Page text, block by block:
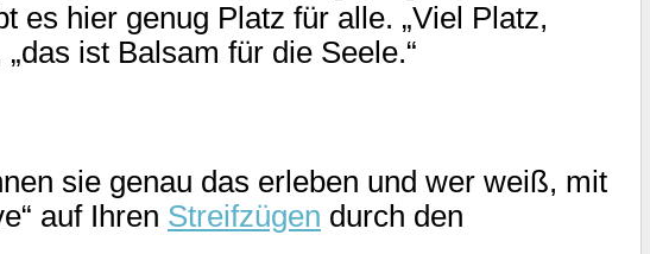
es hier genug Platz für alle. „Viel Platz,
ist Balsam für die Seele.“
sie genau das erleben und wer weiß, mit
auf Ihren Streifzügen durch den